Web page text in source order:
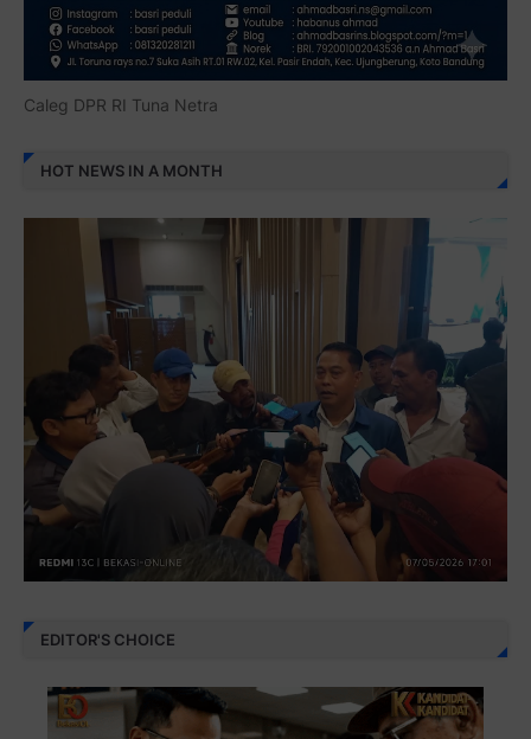
Caleg DPR RI Tuna Netra
HOT NEWS IN A MONTH
EDITOR'S CHOICE